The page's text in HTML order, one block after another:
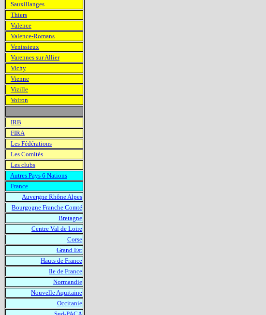
Sauxillanges
Thiers
Valence
Valence-Romans
Venissieux
Varennes sur Allier
Vichy
Vienne
Vizille
Voiron
IRB
FIRA
Les Fédérations
Les Comités
Les clubs
Autres Pays 6 Nations
France
Auvergne Rhône Alpes
Bourgogne Franche Comté
Bretagne
Centre Val de Loire
Corse
Grand Est
Hauts de France
Ile de France
Normandie
Nouvelle Aquitaine
Occitanie